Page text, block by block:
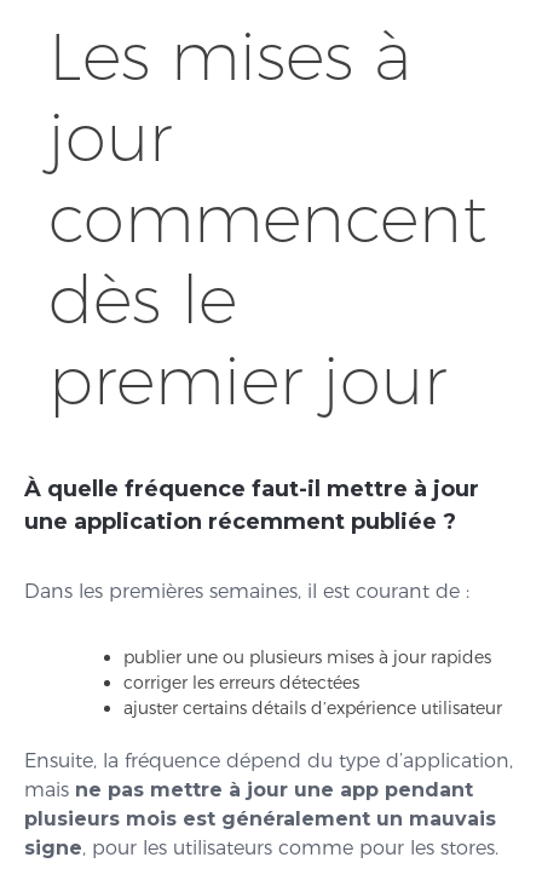
Les mises à
jour
commencent
dès le
premier jour
À quelle fréquence faut-il mettre à jour
une application récemment publiée ?
Dans les premières semaines, il est courant de :
publier une ou plusieurs mises à jour rapides
corriger les erreurs détectées
ajuster certains détails d’expérience utilisateur
Ensuite, la fréquence dépend du type d’application,
mais ne pas mettre à jour une app pendant
plusieurs mois est généralement un mauvais
signe, pour les utilisateurs comme pour les stores.